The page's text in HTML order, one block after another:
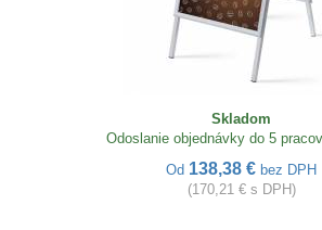
Skladom
Odoslanie objednávky do 5
Od 138,38 € bez DPH
(170,21 € s DPH)